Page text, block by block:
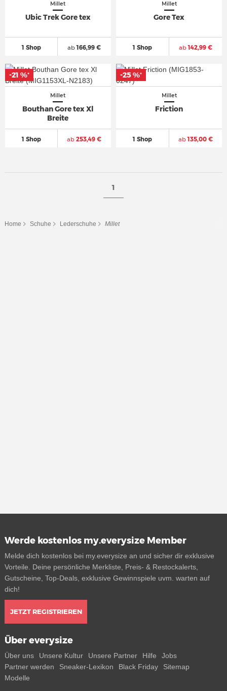
Millet
Ubic Trek Gore tex
1 Shop ab166,99 €
Millet
Gore Tex
1 Shop ab142,99 €
Millet
Bouthan Gore tex Xl
Breite
1 Shop ab 253,49 €
-21 %*
Millet
Friction
1 Shop ab135,00 €
-25 %*
1
Home Schuhe Lederschuhe Millet
Werde kostenlos my.everysize Member
Melde dich kostenlos bei my.everysize an und sicher dir exklusive
Vorteile. Deine persönliche Merkliste, Preis- & Restockalerts,
Gutscheine, Top-Deals, exklusive Gewinnspiele uvm. warten auf
dich!
JETZT REGISTRIEREN
Über everysize
Über uns Unsere Kultur Unsere Partner Hilfe
Jobs
Partner werden
Sneaker-Lexikon Black Friday
Sitemap
Modelle